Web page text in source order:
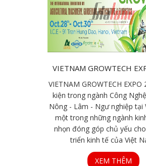
VIETNAM GROWTECH
VIETNAM GROWTECH
kiện trong ngành Công
Nông - Lâm - Ngư nghiệp tại
một trong những ngành
nhọn đóng góp chủ yếu
triển kinh tế của Việt
XEM THÊM